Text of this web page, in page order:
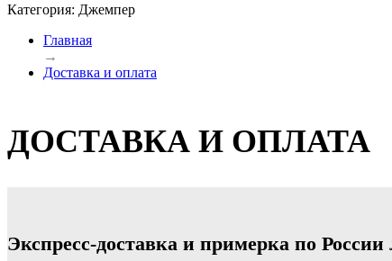
Категория: Джемпер
Главная
→
Доставка и оплата
ДОСТАВКА И ОПЛАТА
Экспресс-доставка и примерка по